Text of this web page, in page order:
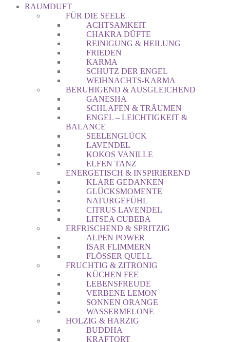
RAUMDUFT
FÜR DIE SEELE
ACHTSAMKEIT
CHAKRA DÜFTE
REINIGUNG & HEILUNG
FRIEDEN
KARMA
SCHUTZ DER ENGEL
WEIHNACHTS-KARMA
BERUHIGEND & AUSGLEICHEND
GANESHA
SCHLAFEN & TRÄUMEN
ENGEL – LEICHTIGKEIT &
BALANCE
SEELENGLÜCK
LAVENDEL
KOKOS VANILLE
ELFEN TANZ
ENERGETISCH & INSPIRIEREND
KLARE GEDANKEN
GLÜCKSMOMENTE
NATURGEFÜHL
CITRUS LAVENDEL
LITSEA CUBEBA
ERFRISCHEND & SPRITZIG
ALPEN POWER
ISAR FLIMMERN
FLÖSSER QUELL
FRUCHTIG & ZITRONIG
KÜCHEN FEE
LEBENSFREUDE
VERBENE LEMON
SONNEN ORANGE
WASSERMELONE
HOLZIG & HARZIG
BUDDHA
KRAFTORT